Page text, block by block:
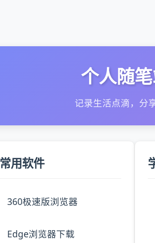
个人随
记录生活点滴，分
常用软件
360极速版浏览器
Edge浏览器下载